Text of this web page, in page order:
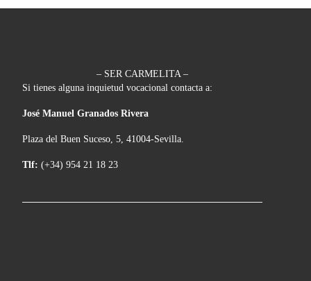
– SER CARMELITA –
Si tienes alguna inquietud vocacional contacta a:
José Manuel Granados Rivera
Plaza del Buen Suceso, 5, 41004-Sevilla.
Tlf: (+34) 954 21 18 23